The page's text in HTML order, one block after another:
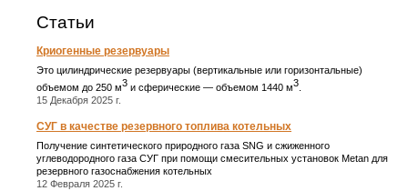
Статьи
Криогенные резервуары
Это цилиндрические резервуары (вертикальные или горизонтальные)
объемом до 250 м3 и сферические ― объемом 1440 м3
15 Декабря 2025 г.
СУГ в качестве резервного топлива котельных
Получение синтетического природного газа SNG и сжиженного
углеводородного газа СУГ при помощи смесительных установок Metan для
резервного газоснабжения котельных
12 Февраля 2025 г.